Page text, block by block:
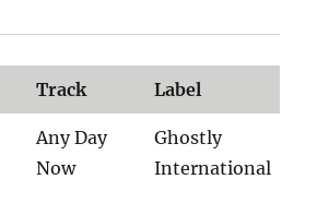
Track Label
Any Day
Now
Ghostly
International